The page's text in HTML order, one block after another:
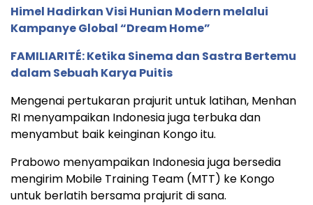
Himel Hadirkan Visi Hunian Modern melalui
Kampanye Global “Dream Home”
FAMILIARITÉ: Ketika Sinema dan Sastra Bertemu
dalam Sebuah Karya Puitis
Mengenai pertukaran prajurit untuk latihan, Menhan
RI menyampaikan Indonesia juga terbuka dan
menyambut baik keinginan Kongo itu.
Prabowo menyampaikan Indonesia juga bersedia
mengirim Mobile Training Team (MTT) ke Kongo
untuk berlatih bersama prajurit di sana.